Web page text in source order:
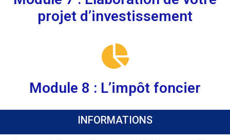
projet d’investissement
Module 8 : L’impôt foncier
INFORMATIONS